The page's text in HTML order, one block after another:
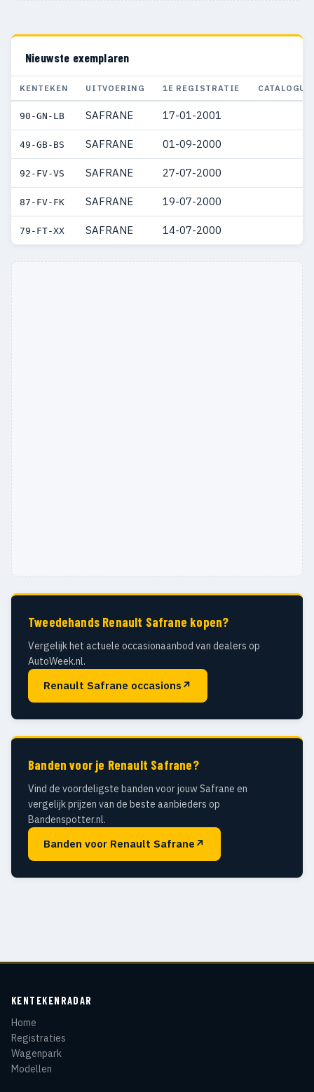
Nieuwste exemplaren
KENTEKEN UITVOERING 1E REGISTRATIE
90-GN-LB SAFRANE 17-01-2001
49-GB-BS SAFRANE 01-09-2000
92-FV-VS SAFRANE 27-07-2000
87-FV-FK SAFRANE 19-07-2000
79-FT-XX SAFRANE 14-07-2000
Tweedehands Renault Safrane kopen?
Vergelijk het actuele occasionaanbod van dealers op
AutoWeek.nl.
Renault Safrane occasions ↗
Banden voor je Renault Safrane?
Vind de voordeligste banden voor jouw Safrane en
vergelijk prijzen van de beste aanbieders op
Bandenspotter.nl.
Banden voor Renault Safrane ↗
KENTEKENRADAR
Home
Registraties
Wagenpark
Modellen